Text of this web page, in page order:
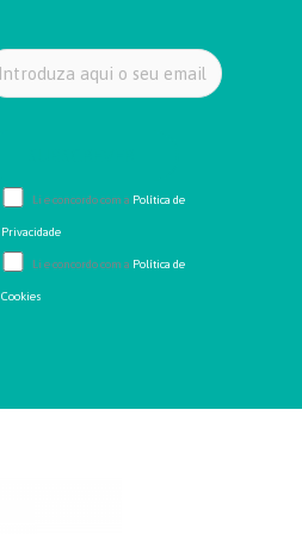
Li e concordo com a Política de
Privacidade
Li e concordo com a Política de
Cookies